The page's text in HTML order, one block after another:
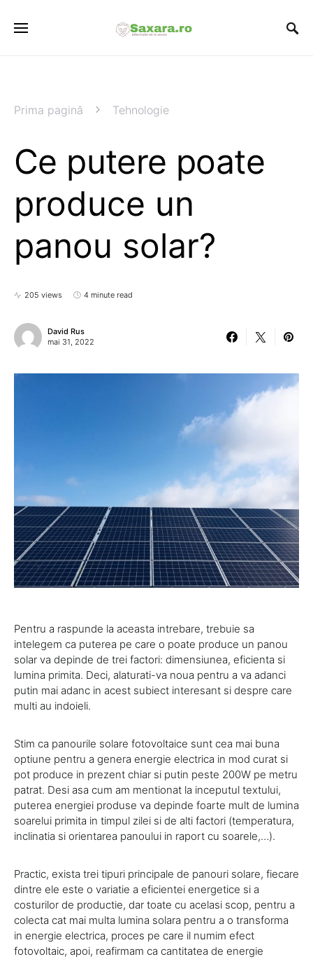
Prima pagină Tehnologie
Ce putere poate
produce un
panou solar?
205 views 4 minute read
David Rus
mai 31, 2022
Pentru a raspunde la aceasta intrebare, trebuie sa
intelegem ca puterea pe care o poate produce un panou
solar va depinde de trei factori: dimensiunea, eficienta si
lumina primita. Deci, alaturati-va noua pentru a va adanci
putin mai adanc in acest subiect interesant si despre care
multi au indoieli.
Stim ca panourile solare fotovoltaice sunt cea mai buna
optiune pentru a genera energie electrica in mod curat si
pot produce in prezent chiar si putin peste 200W pe metru
patrat. Desi asa cum am mentionat la inceputul textului,
puterea energiei produse va depinde foarte mult de lumina
soarelui primita in timpul zilei si de alti factori (temperatura,
inclinatia si orientarea panoului in raport cu soarele,…).
Practic, exista trei tipuri principale de panouri solare, fiecare
dintre ele este o variatie a eficientei energetice si a
costurilor de productie, dar toate cu acelasi scop, pentru a
colecta cat mai multa lumina solara pentru a o transforma
in energie electrica, proces pe care il numim efect
fotovoltaic, apoi, reafirmam ca cantitatea de energie